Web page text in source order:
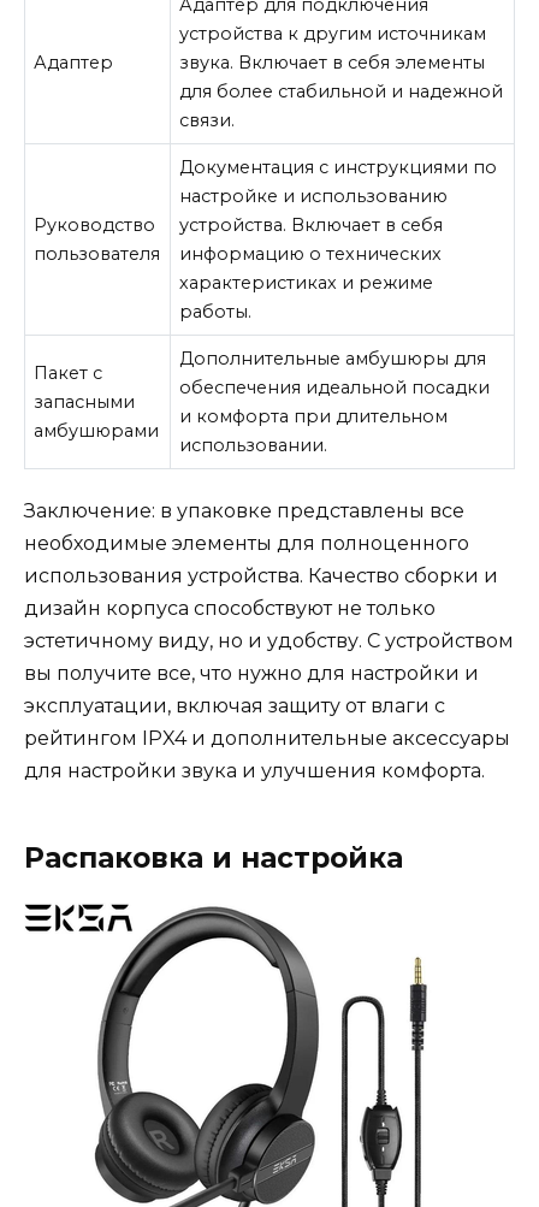
Адаптер
Адаптер для подключения
устройства к другим источникам
звука. Включает в себя элементы
для более стабильной и надежной
связи.
Руководство
пользователя
Документация с инструкциями по
настройке и использованию
устройства. Включает в себя
информацию о технических
характеристиках и режиме
работы.
Пакет с
запасными
амбушюрами
Дополнительные амбушюры для
обеспечения идеальной посадки
и комфорта при длительном
использовании.
Заключение: в упаковке представлены все
необходимые элементы для полноценного
использования устройства. Качество сборки и
дизайн корпуса способствуют не только
эстетичному виду, но и удобству. С устройством
вы получите все, что нужно для настройки и
эксплуатации, включая защиту от влаги с
рейтингом IPX4 и дополнительные аксессуары
для настройки звука и улучшения комфорта.
Распаковка и настройка